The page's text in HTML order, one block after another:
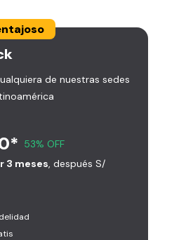
de nuestras sedes
53% OFF
3 meses , después S/